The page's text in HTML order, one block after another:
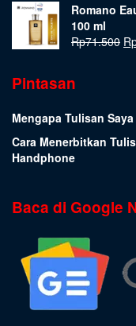
Romano
100 ml
Rp71.500
Pintasan
Mengapa Tulisan
Cara Menerbitkan
Handphone
Baca di Google